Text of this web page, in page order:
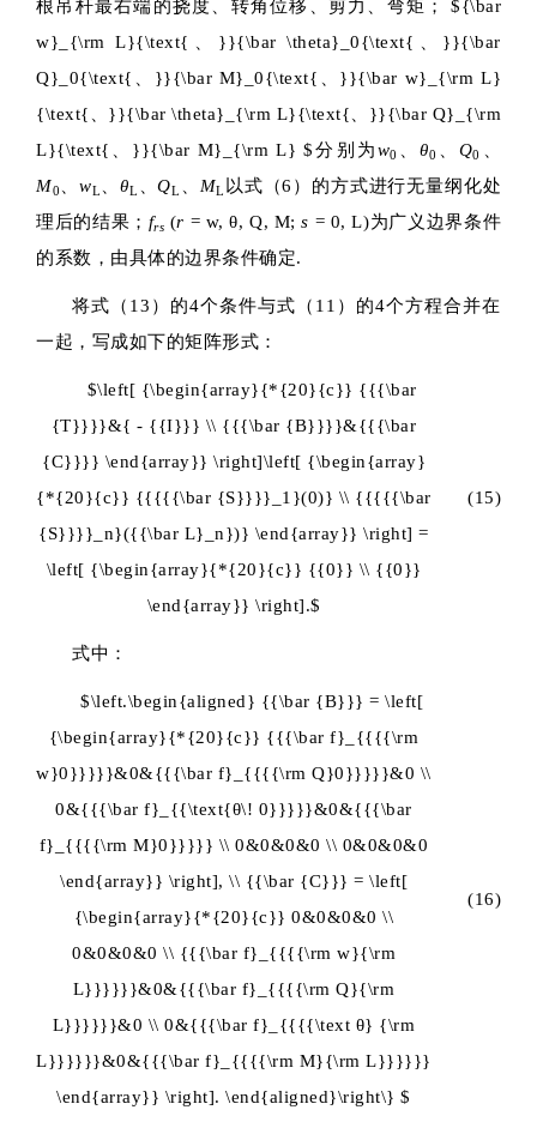
根吊杆最右端的挠度、转角位移、剪力、弯矩； ${\bar
w}_{\rm L}{\text{、}}{\bar \theta}_0{\text{、}}{\bar
Q}_0{\text{、}}{\bar M}_0{\text{、}}{\bar w}_{\rm L}
{\text{、}}{\bar \theta}_{\rm L}{\text{、}}{\bar Q}_{\rm
L}{\text{、}}{\bar M}_{\rm L} $分别为w0 、θ0 Q0
M0 、wL 、θL 、QL ML 以式（6）的方式进行无量纲化处
理后的结果； frs (r = w, θ, Q, M;s = 0, L)为广义边界条件
的系数，由具体的边界条件确定.
将式（13）的4个条件与式（11）的4个方程合并在
一起，写成如下的矩阵形式：
$\left[ {\begin{array}{*{20}{c}} {{{\bar
{T}}}}&{ - {{I}}} \\ {{{\bar {B}}}}&{{{\bar
{C}}}} \end{array}} \right]\left[ {\begin{array}
{*{20}{c}} {{{{{\bar {S}}}}_1}(0)} \\ {{{{{\bar
{S}}}}_n}({{\bar L}_n})} \end{array}} \right] =
\left[ {\begin{array}{*{20}{c}} {{0}} \\ {{0}}
\end{array}} \right].$
(15)
式中：
$\left.\begin{aligned} {{\bar {B}}} = \left[
{\begin{array}{*{20}{c}} {{{\bar f}_{{{{\rm
w}0}}}}}&0&{{{\bar f}_{{{{\rm Q}0}}}}}&0 \\
0&{{{\bar f}_{{\text{θ\! 0}}}}}&0&{{{\bar
f}_{{{{\rm M}0}}}}} \\ 0&0&0&0 \\ 0&0&0&0
\end{array}} \right], \\ {{\bar {C}}} = \left[
{\begin{array}{*{20}{c}} 0&0&0&0 \\
0&0&0&0 \\ {{{\bar f}_{{{{\rm w}{\rm
L}}}}}}&0&{{{\bar f}_{{{{\rm Q}{\rm
L}}}}}}&0 \\ 0&{{{\bar f}_{{{{\text θ} {\rm
L}}}}}}&0&{{{\bar f}_{{{{\rm M}{\rm L}}}}}}
\end{array}} \right]. \end{aligned}\right\} $
(16)